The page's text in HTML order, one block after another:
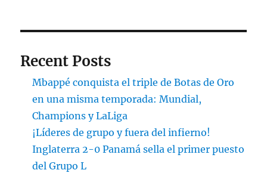
Recent Posts
Mbappé conquista el triple de Botas de Oro
en una misma temporada: Mundial,
Champions y LaLiga
¡Líderes de grupo y fuera del infierno!
Inglaterra 2-0 Panamá sella el primer puesto
del Grupo L